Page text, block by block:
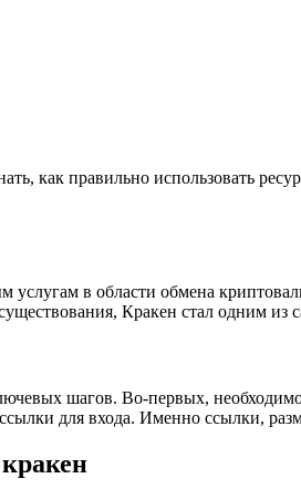
как правильно использовать
услугам в области обмена
Кракен стал одним
шагов. Во-первых,
для входа. Именно ссылки,